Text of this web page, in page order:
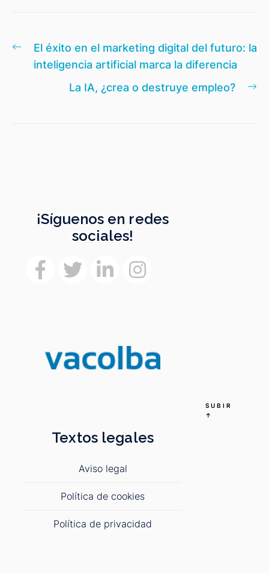
Navegación
entradas
Entrada
anterior:
El éxito en el marketing digital del futuro: la
inteligencia artificial marca la diferencia
La IA, ¿crea o destruye empleo?
¡Síguenos en redes
sociales!
Textos legales
Aviso legal
Política de cookies
Política de privacidad
SUBIR
↑